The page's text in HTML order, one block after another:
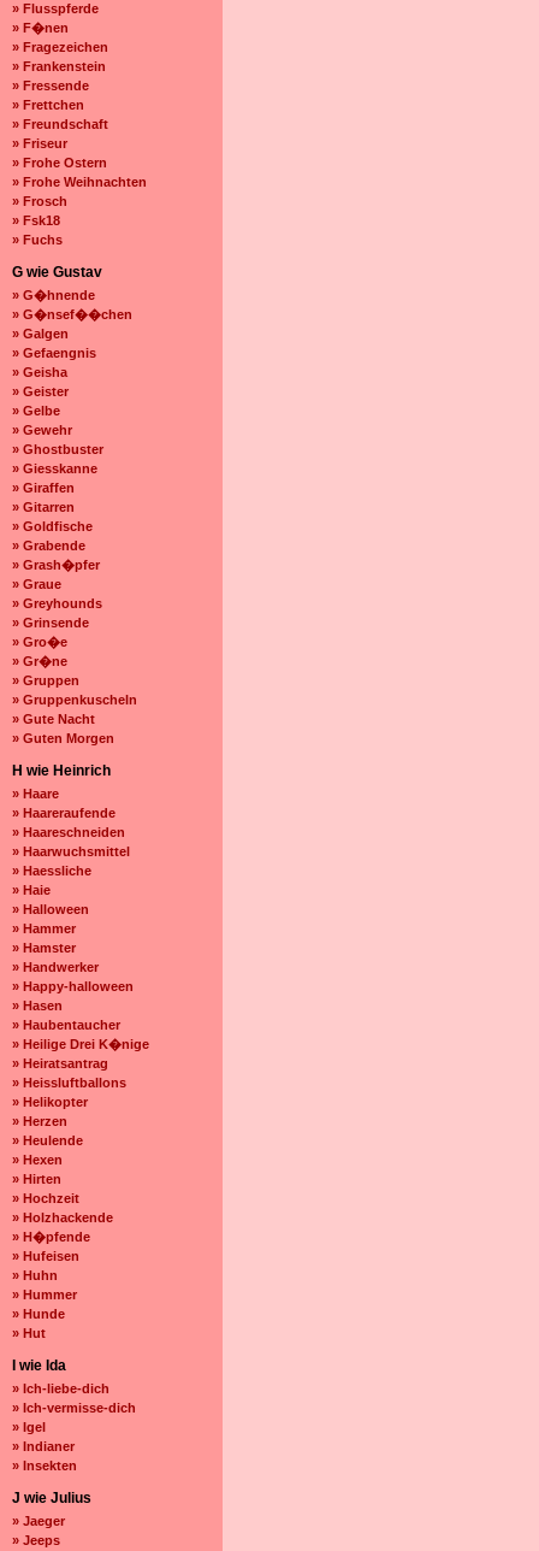
» Flusspferde
» F�nen
» Fragezeichen
» Frankenstein
» Fressende
» Frettchen
» Freundschaft
» Friseur
» Frohe Ostern
» Frohe Weihnachten
» Frosch
» Fsk18
» Fuchs
G wie Gustav
» G�hnende
» G�nsef��chen
» Galgen
» Gefaengnis
» Geisha
» Geister
» Gelbe
» Gewehr
» Ghostbuster
» Giesskanne
» Giraffen
» Gitarren
» Goldfische
» Grabende
» Grash�pfer
» Graue
» Greyhounds
» Grinsende
» Gro�e
» Gr�ne
» Gruppen
» Gruppenkuscheln
» Gute Nacht
» Guten Morgen
H wie Heinrich
» Haare
» Haareraufende
» Haareschneiden
» Haarwuchsmittel
» Haessliche
» Haie
» Halloween
» Hammer
» Hamster
» Handwerker
» Happy-halloween
» Hasen
» Haubentaucher
» Heilige Drei K�nige
» Heiratsantrag
» Heissluftballons
» Helikopter
» Herzen
» Heulende
» Hexen
» Hirten
» Hochzeit
» Holzhackende
» H�pfende
» Hufeisen
» Huhn
» Hummer
» Hunde
» Hut
I wie Ida
» Ich-liebe-dich
» Ich-vermisse-dich
» Igel
» Indianer
» Insekten
J wie Julius
» Jaeger
» Jeeps